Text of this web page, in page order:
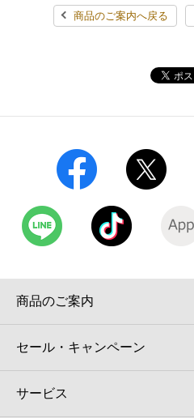
スポーツ振興くじ
学び・教育
レジでApple Accountにチャージ
宅配ロッカー（店舗限定）
モバイルバッテリーシェアリング
モバイルWi-Fiバッテリーシェアリ
セブン‐イレブンの海外事業
データで見るセブン‐イレブン
セブン‐イレブンの「商品力」
セブン-イレブンの横顔
セブン-イレブンの歴史
サステナビリティレポート
简体中文(服务)
商品のご案内へ戻る
商品のご案内
セール・キャンペーン
サービス